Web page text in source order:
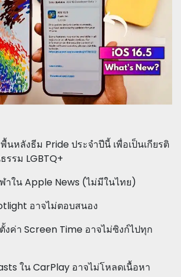
นหลังธีม Pride ประจำปีนี้ เพื่อเป็นเกียรติ
รม LGBTQ+
าใน Apple News (ไม่มีในไทย)
อาจไม่ตอบสนอง
ค่า Screen Time อาจไม่ซิงก์ไปทุก
ใน CarPlay อาจไม่โหลดเนื้อหา